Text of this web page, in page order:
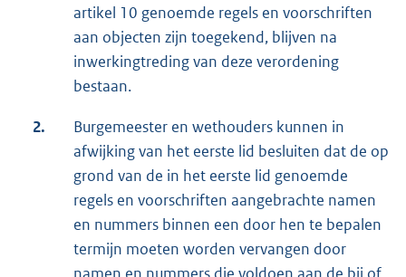
artikel 10 genoemde regels en voorschriften
aan objecten zijn toegekend, blijven na
inwerkingtreding van deze verordening
bestaan.
2.
Burgemeester en wethouders kunnen in
afwijking van het eerste lid besluiten dat de op
grond van de in het eerste lid genoemde
regels en voorschriften aangebrachte namen
en nummers binnen een door hen te bepalen
termijn moeten worden vervangen door